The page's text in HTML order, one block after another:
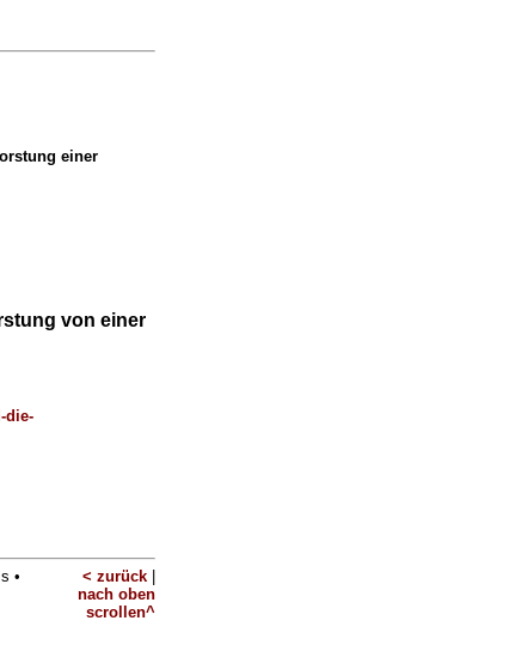
einer
von einer
die-
•
< zurück
nach oben
scrollen^